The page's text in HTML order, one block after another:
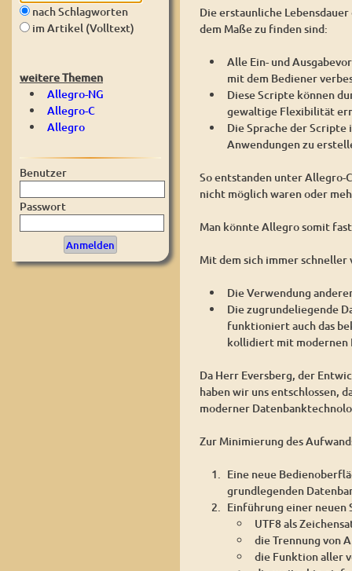
nach Schlagworten
im Artikel (Volltext)
weitere Themen
Allegro-NG
Allegro-C
Allegro
Benutzer
Passwort
Die erstaunliche
dem Maße zu finden sind:
Alle Ein- und
mit dem Bediener
Diese Scripte können
gewaltige Flexibilität
Die Sprache der
Anwendungen zu
So entstanden unter Allegro-
nicht möglich waren oder
Man könnte Allegro somit
Mit dem sich immer
Die Verwendung
Die zugrundeliegende
funktioniert auch das
kollidiert mit
Da Herr Eversberg, der
haben wir uns entschlossen,
moderner
Zur Minimierung des
Eine neue
grundlegenden
Einführung einer neuen
UTF8 als
die Trennung von
die Funktion aller